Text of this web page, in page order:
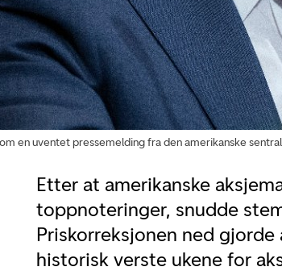
Etter at amerikanske
toppnoteringer, snudde
Priskorreksjonen ned
historisk verste ukene for
en uventet pressemelding fra den amerikanske